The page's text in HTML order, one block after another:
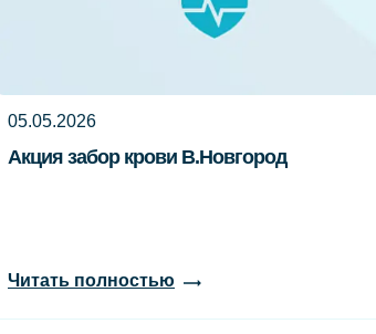
05.05.2026
Акция забор крови В.Новгород
Читать полностью